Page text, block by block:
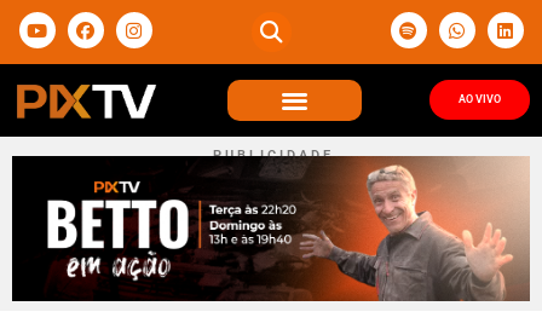
AO VIVO
P U B L I C I D A D E